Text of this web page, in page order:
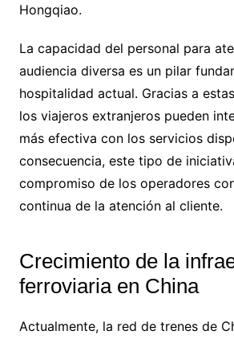
Hongqiao.
La capacidad del personal para
audiencia diversa es un pilar
hospitalidad actual. Gracias a
los viajeros extranjeros pueden
más efectiva con los servicios
consecuencia, este tipo de
compromiso de los operadores
continua de la atención al cliente.
Crecimiento de la
ferroviaria en China
Actualmente, la red de trenes de